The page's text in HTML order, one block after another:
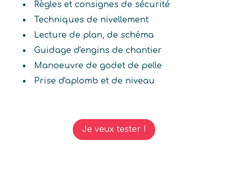
Règles et consignes de sécurité
Techniques de nivellement
Lecture de plan, de schéma
Guidage d'engins de chantier
Manoeuvre de godet de pelle
Prise d'aplomb et de niveau
Je veux tester !